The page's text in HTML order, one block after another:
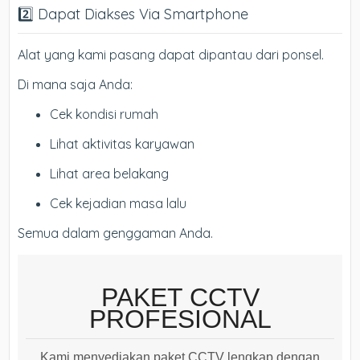
2️⃣ Dapat Diakses Via Smartphone
Alat yang kami pasang dapat dipantau dari ponsel.
Di mana saja Anda:
Cek kondisi rumah
Lihat aktivitas karyawan
Lihat area belakang
Cek kejadian masa lalu
Semua dalam genggaman Anda.
PAKET CCTV
PROFESIONAL
Kami menyediakan paket CCTV lengkap dengan